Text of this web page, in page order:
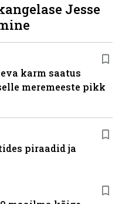
Jesse
karm saatus
meremeeste pikk
piraadid ja